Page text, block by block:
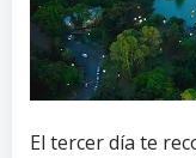
El tercer día te